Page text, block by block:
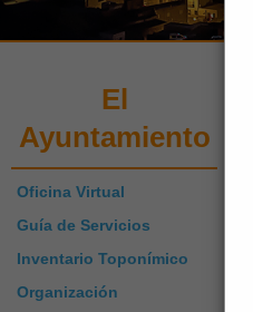
El
Ayuntamiento
Oficina Virtual
Guía de Servicios
Inventario Toponímico
Organización